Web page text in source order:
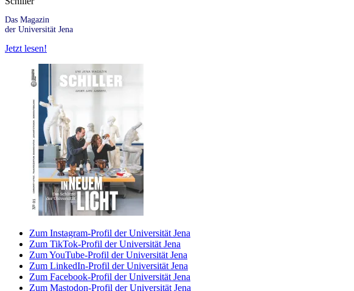
Das Magazin
der Universität Jena
Jetzt lesen!
Zum Instagram-Profil der Universität Jena
Zum TikTok-Profil der Universität Jena
Zum YouTube-Profil der Universität Jena
Zum LinkedIn-Profil der Universität Jena
Zum Facebook-Profil der Universität Jena
Zum Mastodon-Profil der Universität Jena